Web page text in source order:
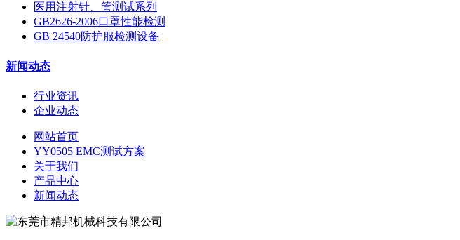
医用注射针、管测试系列
GB2626-2006口罩性能检测
GB 24540防护服检测设备
新闻动态
行业资讯
企业动态
网站首页
YY0505 EMC测试方案
关于我们
产品中心
新闻动态